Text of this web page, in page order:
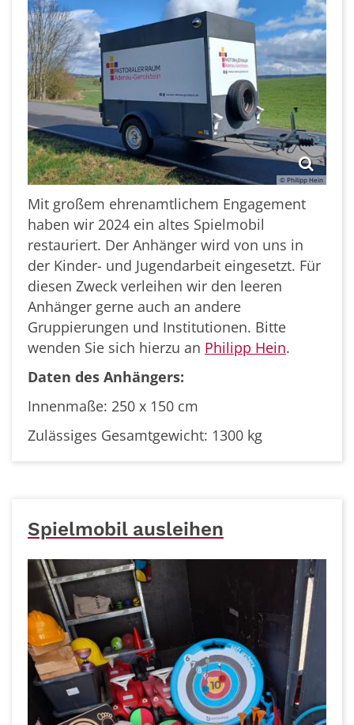
© Philipp Hein
Mit großem ehrenamtlichem Engagement
haben wir 2024 ein altes Spielmobil
restauriert. Der Anhänger wird von uns in
der Kinder- und Jugendarbeit eingesetzt. Für
diesen Zweck verleihen wir den leeren
Anhänger gerne auch an andere
Gruppierungen und Institutionen. Bitte
wenden Sie sich hierzu an Philipp Hein.
Daten des Anhängers:
Innenmaße: 250 x 150 cm
Zulässiges Gesamtgewicht: 1300 kg
Spielmobil ausleihen